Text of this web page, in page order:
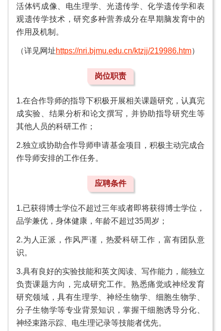
活体钙成像、电生理学、光遗传学、化学遗传学和表
观遗传学技术，研究多种营养成分在早期脑发育中的
作用及机制。
（详见网址https://nri.bjmu.edu.cn/ktzjj/219986.htm）
岗位职责
1.在合作导师的指导下积极开展相关课题研究，认真完
成实验、结果分析和论文撰写，并协助指导研究生等
其他人员的科研工作；
2.独立或协助合作导师申请基金项目，积极主动完成合
作导师安排的工作任务。
应聘条件
1.已获得博士学位不超过三年或者即将获得博士学位，
品学兼优，身体健康，年龄不超过35周岁；
2.为人正派，作风严谨，热爱科研工作，富有团队意
识。
3.具有良好的实验技能和英文阅读、写作能力，能独立
负责课题方向，完成研究工作。熟悉痛觉或神经发育
研究领域，具有生理学、神经生物学、细胞生物学、
分子生物学等专业背景知识，掌握干细胞诱导分化、
神经束路示踪、电生理记录等技能者优先。